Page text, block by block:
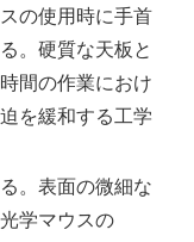
の使用時に手首
。硬質な天板と
間の作業におけ
を緩和する工学
。表面の微細な
学マウスの